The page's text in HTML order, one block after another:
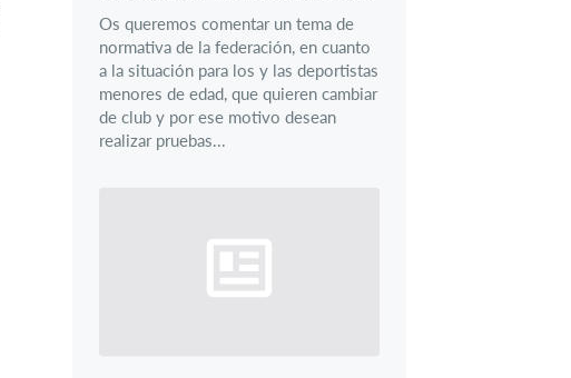
Os queremos comentar un tema de
normativa de la federación, en cuanto
a la situación para los y las deportistas
menores de edad, que quieren cambiar
de club y por ese motivo desean
realizar pruebas...